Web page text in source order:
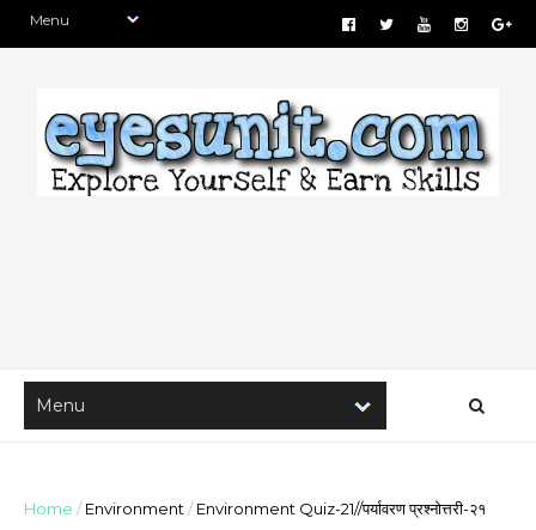
Home / Environment / Environment Quiz-21//पर्यावरण प्रश्नोत्तरी-२१